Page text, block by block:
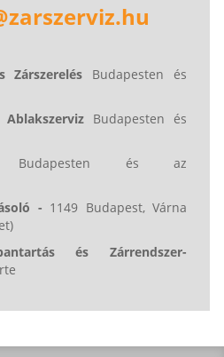
Zárszerelés Budapesten és
Budapesten és
és az
- 1149 Budapest, Várna
és Zárrendszer-